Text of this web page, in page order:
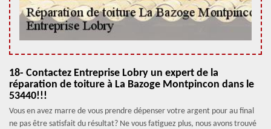
18- Contactez Entreprise Lobry un expert de la
réparation de toiture à La Bazoge Montpincon dans le
53440!!!
Vous en avez marre de vous prendre dépenser votre argent pour au final
ne pas être satisfait du résultat? Ne vous fatiguez plus, nous avons trouvé